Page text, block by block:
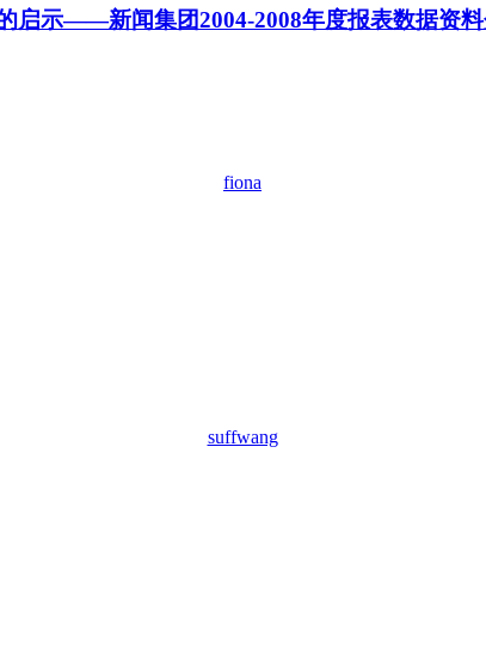
启示——新闻集团2004-2008年度报表数据资
fiona
suffwang